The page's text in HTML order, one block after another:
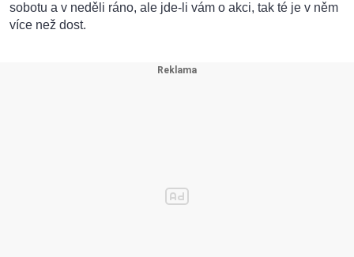
sobotu a v neděli ráno, ale jde-li vám o akci, tak té je v něm
více než dost.